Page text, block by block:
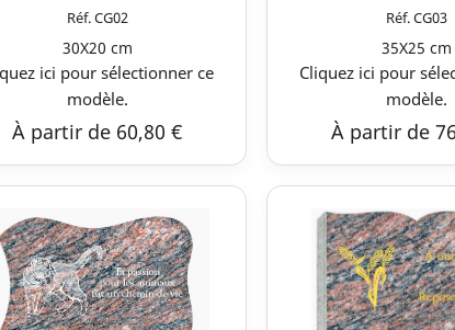
Réf. CG02
30X20 cm
ici pour sélectionner ce
modèle.
À partir de 60,80 €
Réf. CG03
35X25 cm
Cliquez ici pour
modèle.
À partir de